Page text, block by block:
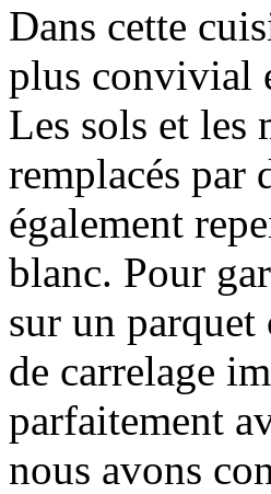
Dans cette
plus convivial
Les sols et les
remplacés par
également
blanc. Pour
sur un parquet
de carrelage
parfaitement
nous avons